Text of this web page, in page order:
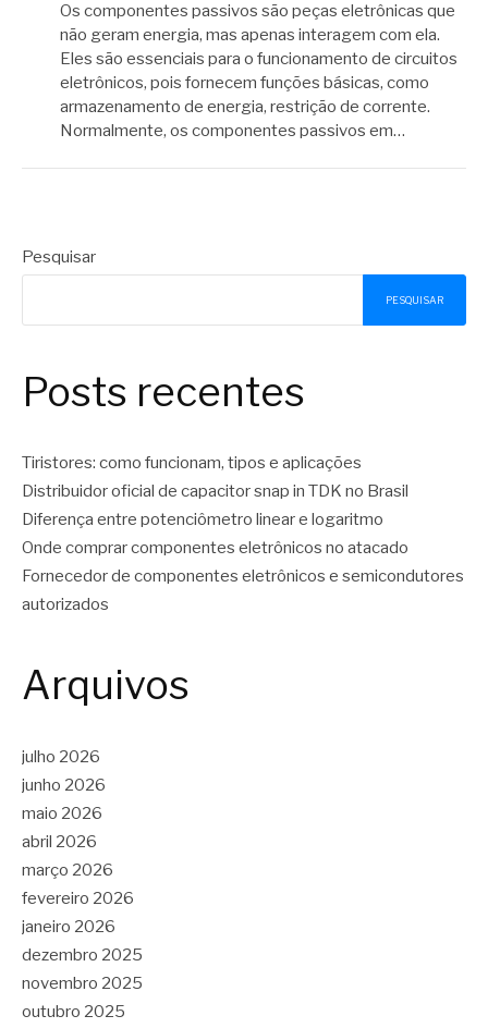
Os componentes passivos são peças eletrônicas que
não geram energia, mas apenas interagem com ela.
Eles são essenciais para o funcionamento de circuitos
eletrônicos, pois fornecem funções básicas, como
armazenamento de energia, restrição de corrente.
Normalmente, os componentes passivos em…
Pesquisar
PESQUISAR
Posts recentes
Tiristores: como funcionam, tipos e aplicações
Distribuidor oficial de capacitor snap in TDK no Brasil
Diferença entre potenciômetro linear e logaritmo
Onde comprar componentes eletrônicos no atacado
Fornecedor de componentes eletrônicos e semicondutores
autorizados
Arquivos
julho 2026
junho 2026
maio 2026
abril 2026
março 2026
fevereiro 2026
janeiro 2026
dezembro 2025
novembro 2025
outubro 2025